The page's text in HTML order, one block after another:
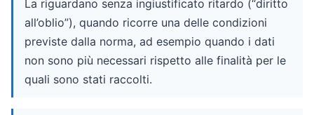
La riguardano senza ingiustificato ritardo (“diritto
all’oblio”), quando ricorre una delle condizioni
previste dalla norma, ad esempio quando i dati
non sono più necessari rispetto alle finalità per le
quali sono stati raccolti.